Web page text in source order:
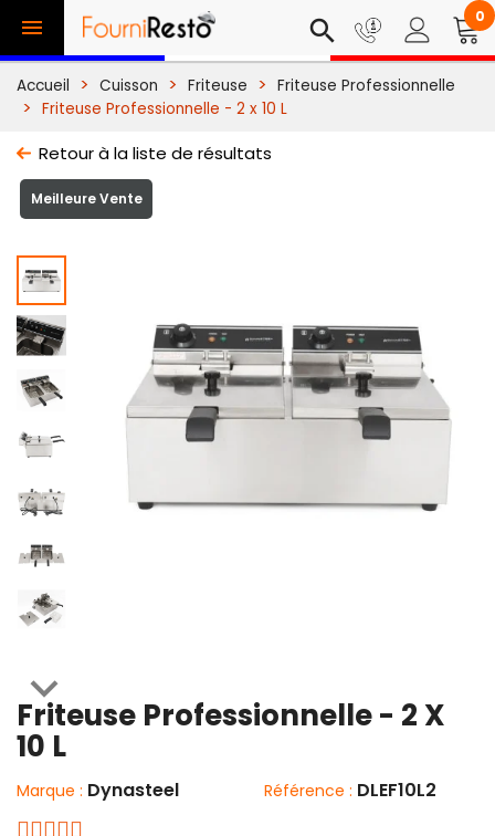
 search 0
Accueil Cuisson Friteuse
Friteuse Professionnelle
Friteuse Professionnelle - 2 x 10 L
Retour à la liste de résultats
Meilleure Vente

Friteuse Professionnelle - 2 X
10 L
Marque : Dynasteel Référence : DLEF10L2